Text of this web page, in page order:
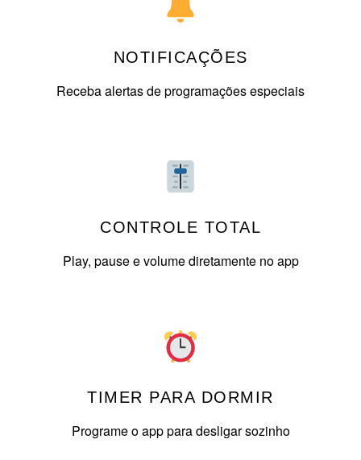
NOTIFICAÇÕES
Receba alertas de programações especiais
CONTROLE TOTAL
Play, pause e volume diretamente no app
TIMER PARA DORMIR
Programe o app para desligar sozinho